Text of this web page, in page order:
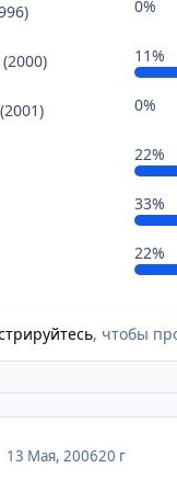
0%
11%
0%
22%
33%
22%
, чтобы
13 Мая, 200620 г